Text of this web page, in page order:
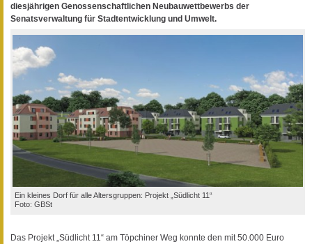
diesjährigen Genossenschaftlichen Neubauwettbewerbs der
Senatsverwaltung für Stadtentwicklung und Umwelt.
Ein kleines Dorf für alle Altersgruppen: Projekt „Südlicht 11“
Foto: GBSt
Das Projekt „Südlicht 11“ am Töpchiner Weg konnte den mit 50.000 Euro